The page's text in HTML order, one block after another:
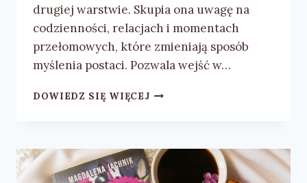
drugiej warstwie. Skupia ona uwagę na
codzienności, relacjach i momentach
przełomowych, które zmieniają sposób
myślenia postaci. Pozwala wejść w…
DOWIEDZ SIĘ WIĘCEJKATARZYNA
–
RECENZJA